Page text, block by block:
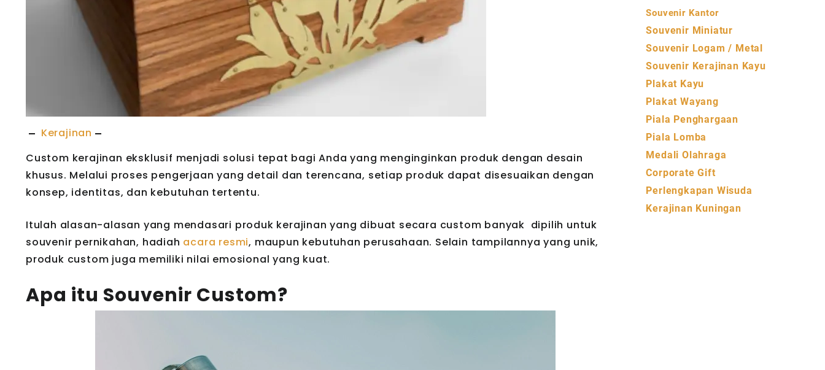
Kerajinan
Custom kerajinan eksklusif menjadi solusi tepat bagi Anda yang menginginkan produk dengan desain
khusus. Melalui proses pengerjaan yang detail dan terencana, setiap produk dapat disesuaikan dengan
konsep, identitas, dan kebutuhan tertentu.
Itulah alasan-alasan yang mendasari produk kerajinan yang dibuat secara custom banyak dipilih untuk
souvenir pernikahan, hadiah acara resmi, maupun kebutuhan perusahaan. Selain tampilannya yang unik,
produk custom juga memiliki nilai emosional yang kuat.
Apa itu Souvenir Custom?
Souvenir Kantor
Souvenir Miniatur
Souvenir Logam / Metal
Souvenir Kerajinan Kayu
Plakat Kayu
Plakat Wayang
Piala Penghargaan
Piala Lomba
Medali Olahraga
Corporate Gift
Perlengkapan Wisuda
Kerajinan Kuningan